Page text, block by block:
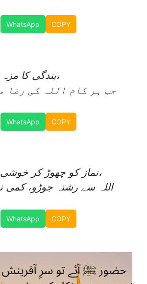
WhatsApp COPY
بندگی کا مزہ تبھی آئے گا،
جب ہر کام اللہ کی رضا
WhatsApp COPY
نماز کو چھوڑ کر خوشی نہیں ملتی،
اللہ سے رشتہ جوڑو، کمی
WhatsApp COPY